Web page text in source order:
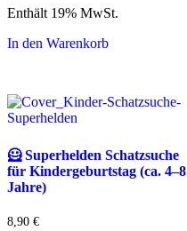
Enthält 19% MwSt.
In den Warenkorb
🦸 Superhelden Schatzsuche
für Kindergeburtstag (ca. 4–8
Jahre)
8,90 €